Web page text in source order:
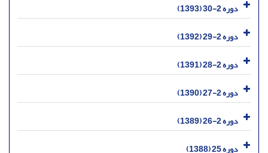
دوره 2-30 (1393)
دوره 2-29 (1392)
دوره 2-28 (1391)
دوره 2-27 (1390)
دوره 2-26 (1389)
دوره 25 (1388)